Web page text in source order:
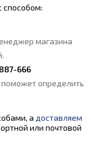
способом:
магазина
666
определить
а доставляем
или почтовой